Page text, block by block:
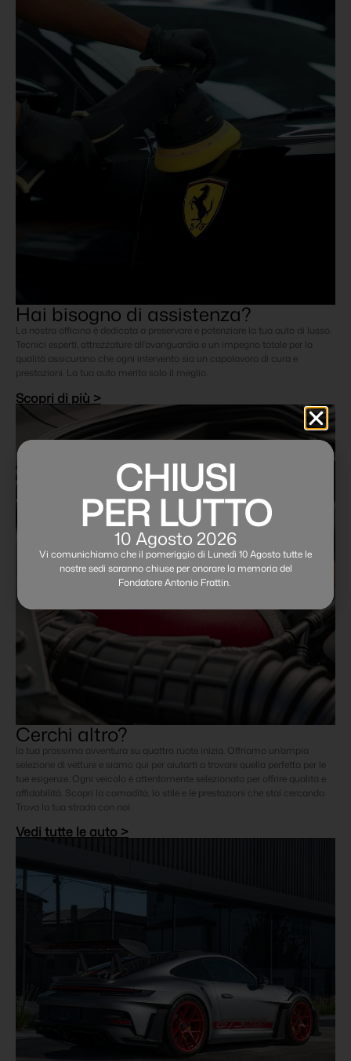
Hai bisogno di assistenza?
La nostra officina è dedicata a preservare e potenziare la tua auto di lusso.
Tecnici esperti, attrezzature all’avanguardia e un impegno totale per la
qualità assicurano che ogni intervento sia un capolavoro di cura e
prestazioni. La tua auto merita solo il meglio.
Scopri di più >
Cerchi altro?
la tua prossima avventura su quattro ruote inizia. Offriamo un’ampia
selezione di vetture e siamo qui per aiutarti a trovare quella perfetta per le
tue esigenze. Ogni veicolo è attentamente selezionato per offrire qualità e
affidabilità. Scopri la comodità, lo stile e le prestazioni che stai cercando.
Trova la tua strada con noi.
Vedi tutte le auto >
CHIUSI
PER LUTTO
10 Agosto 2026
Vi comunichiamo che il pomeriggio di Lunedì 10 Agosto tutte le
nostre sedi saranno chiuse per onorare la memoria del
Fondatore Antonio Frattin.